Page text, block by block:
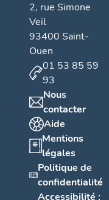
2, rue Simone
Veil
93400 Saint-
Ouen
01 53 85 59
93
Nous
contacter
Aide
Mentions
légales
Politique de
confidentialité
Accessibilité :